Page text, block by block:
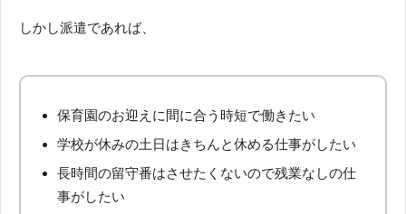
しかし派遣であれば、
保育園のお迎えに間に合う時短で働きたい
学校が休みの土日はきちんと休める仕事がしたい
長時間の留守番はさせたくないので残業なしの仕
事がしたい